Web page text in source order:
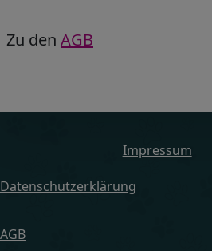
Zu den AGB
Impressum
Datenschutzerklärung
AGB